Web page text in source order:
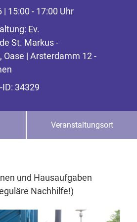
| 15:00 - 17:00 Uhr
Ev.
St. Markus -
Oase | Arsterdamm 12 -
34329
Veranstaltungsort
und Hausaufgaben
Nachhilfe!)